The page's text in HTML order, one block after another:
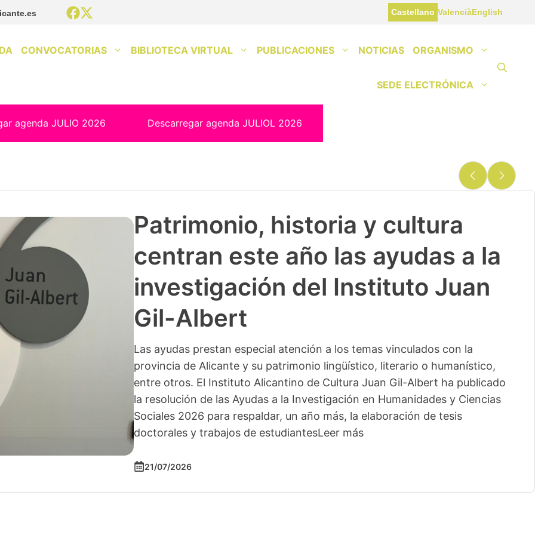
Castellano ValenciàEnglish
CONVOCATORIAS BIBLIOTECA VIRTUAL PUBLICACIONES NOTICIAS ORGANISMO
SEDE ELECTRÓNICA
agenda JULIO 2026 Descarregar agenda JULIOL 2026
Patrimonio, historia y cultura
centran este año las ayudas a la
investigación del Instituto Juan
Gil-Albert
Las ayudas prestan especial atención a los temas vinculados con la
provincia de Alicante y su patrimonio lingüístico, literario o humanístico,
entre otros. El Instituto Alicantino de Cultura Juan Gil-Albert ha publicado
la resolución de las Ayudas a la Investigación en Humanidades y Ciencias
Sociales 2026 para respaldar, un año más, la elaboración de tesis
doctorales y trabajos de estudiantesLeer más
21/07/2026